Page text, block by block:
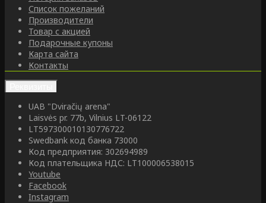
Список пожеланий
Производители
Товар с акцией
Подарочные купоны
Карта сайта
Контакты
UAB "Dviračių arena"
Laisvės pr. 77b, Vilnius LT-06122
LT597300010130776722
Swedbank код банка 73000
Код предприятия: 302694989
Код плательщика НДС: LT100006538015
Youtube
Facebook
Instagram